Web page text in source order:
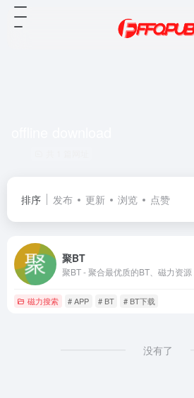
排序 发布 更新 浏览 点赞
聚BT
磁力搜索 # APP # BT # BT下载
没有了